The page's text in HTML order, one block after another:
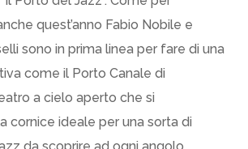
quest’anno Fabio Nobile e
sono in prima linea per fare di una
come il Porto Canale di
a cielo aperto che si
cornice ideale per una sorta di
da scoprire ad ogni angolo.